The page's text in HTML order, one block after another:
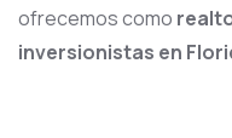
ofrecemos como
inversionistas en